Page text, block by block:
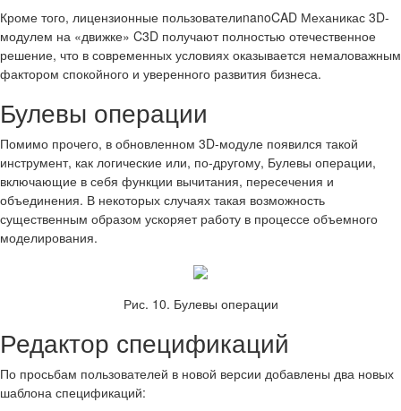
Кроме того, лицензионные пользователиnanoCAD Механикас 3D-
модулем на «движке» C3D получают полностью отечественное
решение, что в современных условиях оказывается немаловажным
фактором спокойного и уверенного развития бизнеса.
Булевы операции
Помимо прочего, в обновленном 3D-модуле появился такой
инструмент, как логические или, по-другому, Булевы операции,
включающие в себя функции вычитания, пересечения и
объединения. В некоторых случаях такая возможность
существенным образом ускоряет работу в процессе объемного
моделирования.
Рис. 10. Булевы операции
Редактор спецификаций
По просьбам пользователей в новой версии добавлены два новых
шаблона спецификаций: